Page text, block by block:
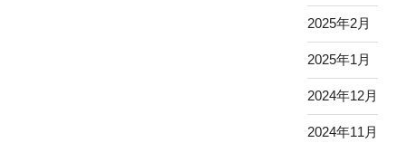
2025年2月
2025年1月
2024年12月
2024年11月